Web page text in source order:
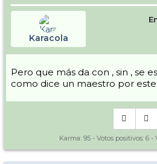
Karacola
Pero que más da con , sin , se
como dice un maestro por
Karma: 95 - Votos positivos: 6 -